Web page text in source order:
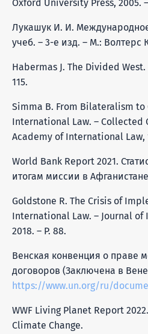
Oxford University Press, 2005. –
Лукашук И. И.
учеб. – 3-е изд. – М.: Волтерс
Habermas J. The Divided West.
115.
Simma B. From Bilateralism
International Law. – Collected
Academy of International Law,
World Bank Report 2021.
итогам миссии в Афганистане
Goldstone R. The Crisis of
International Law. – Journal
2018. – P. 88.
Венская конвенция о праве
договоров (Заключена в Вене
https://www.un.org/ru/
WWF Living Planet Report
Climate Change.